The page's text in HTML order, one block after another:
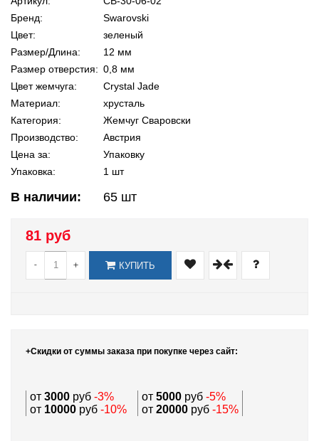
Бренд:
Swarovski
Цвет:
зеленый
Размер/Длина:
12 мм
Размер отверстия: 0,8 мм
Цвет жемчуга:
Crystal Jade
Материал:
хрусталь
Категория:
Жемчуг Сваровски
Производство:
Австрия
Цена за:
Упаковку
Упаковка:
1 шт
В наличии: 65 шт
81 руб
- + КУПИТЬ
+Скидки от суммы заказа при покупке через сайт:
от 3000 руб -3% от 5000 руб -5%
от 10000 руб -10% от 20000 руб -15%